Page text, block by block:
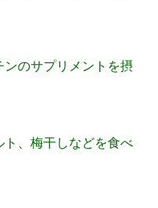
ンのサプリメントを摂
ト、梅干しなどを食べ